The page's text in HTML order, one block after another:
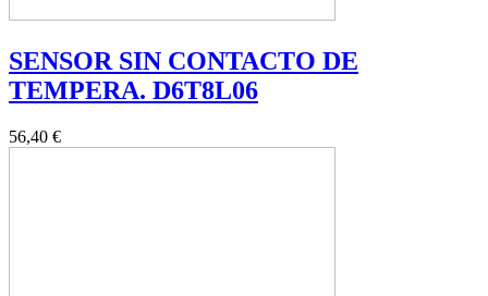
SENSOR SIN CONTACTO DE
TEMPERA. D6T8L06
56,40 €